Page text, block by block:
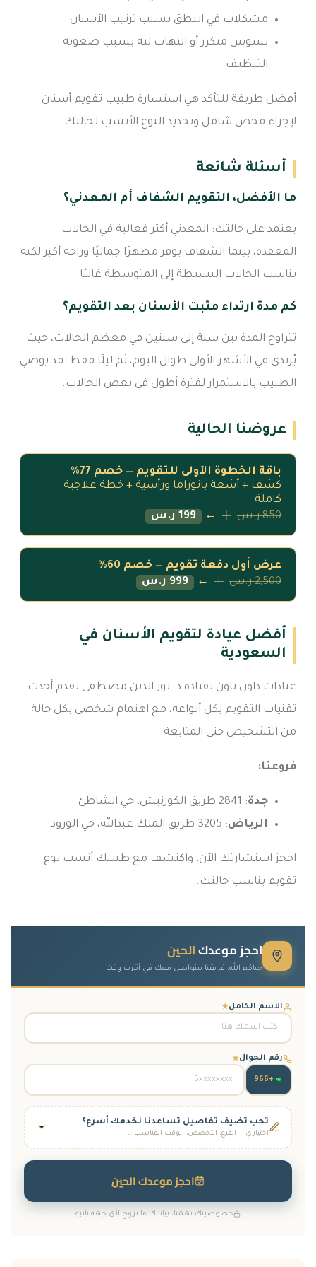
مشكلات في النطق بسبب ترتيب الأسنان
تسوس متكرر أو التهاب لثة بسبب صعوبة
التنظيف
أفضل طريقة للتأكد هي استشارة طبيب تقويم أسنان
لإجراء فحص شامل وتحديد النوع الأنسب لحالتك.
أسئلة شائعة
ما الأفضل، التقويم الشفاف أم المعدني؟
يعتمد على حالتك: المعدني أكثر فعالية في الحالات
المعقدة، بينما الشفاف يوفر مظهرًا جماليًا وراحة أكبر لكنه
يناسب الحالات البسيطة إلى المتوسطة غالبًا.
كم مدة ارتداء مثبت الأسنان بعد التقويم؟
تتراوح المدة بين سنة إلى سنتين في معظم الحالات، حيث
يُرتدى في الأشهر الأولى طوال اليوم، ثم ليلًا فقط. قد يوصي
الطبيب بالاستمرار لفترة أطول في بعض الحالات.
عروضنا الحالية
باقة الخطوة الأولى للتقويم — خصم 77%
كشف + أشعة بانوراما ورأسية + خطة علاجية
كاملة
850 ر.س
← 199 ر.س
عرض أول دفعة تقويم — خصم 60%
2,500 ر.س
← 999 ر.س
أفضل عيادة لتقويم الأسنان في
السعودية
عيادات داون تاون بقيادة د. نور الدين مصطفى تقدم أحدث
تقنيات التقويم بكل أنواعه، مع اهتمام شخصي بكل حالة
من التشخيص حتى المتابعة.
فروعنا:
جدة: 2841 طريق الكورنيش، حي الشاطئ
الرياض: 3205 طريق الملك عبدالله، حي الورود
احجز استشارتك الآن، واكتشف مع طبيبك أنسب نوع
تقويم يناسب حالتك.
احجز موعدكالحين
حياكم الله، فريقنا بيتواصل معك في أقرب وقت
الاسم الكامل★
رقم الجوال★
+966
تحب تضيف تفاصيل تساعدنا نخدمك أسرع؟
اختياري — الفرع، التخصص، الوقت المناسب...
احجز موعدك الحين
خصوصيتك تهمنا، بياناتك ما تروح لأي جهة ثانية